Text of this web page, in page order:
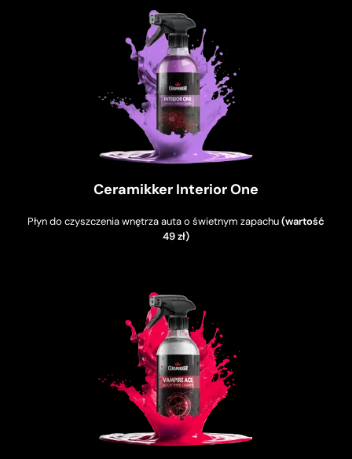
Ceramikker Interior One
Płyn do czyszczenia wnętrza auta o świetnym zapachu(wartość
49 zł)